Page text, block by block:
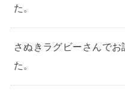
た。
さぬきラグビーさんで
た。